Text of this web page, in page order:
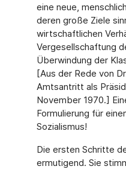
eine neue,
deren große Ziele
wirtschaftlichen
Vergesellschaftung
Überwindung der
[Aus der Rede von
Amtsantritt als
November 1970.]
Formulierung für
Sozialismus!
Die ersten Schritte
ermutigend. Sie